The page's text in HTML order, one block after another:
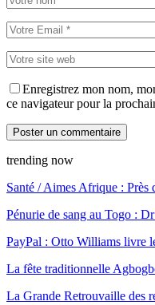
Enregistrez mon nom,
ce navigateur pour la
trending now
Santé / Aimes Afrique : Près
Pénurie de sang au Togo :
PayPal : Otto Williams livre
La fête traditionnelle
La Grande Retrouvaille des